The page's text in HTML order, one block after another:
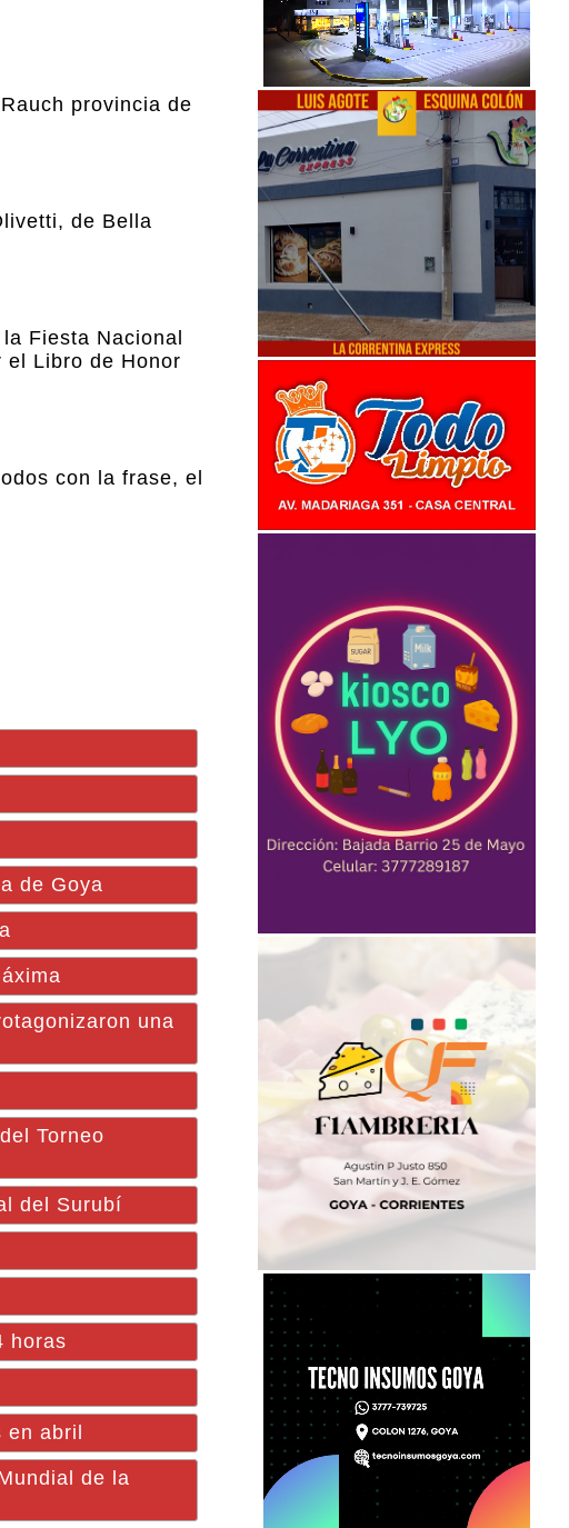
provincia de
de Bella
Fiesta Nacional
Libro de Honor
con la frase, el
de Goya
una
Torneo
del Surubí
horas
abril
de la